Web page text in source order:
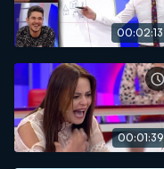
00:02:13
00:01:39